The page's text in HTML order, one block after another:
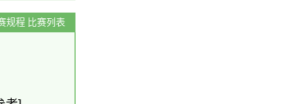
规程 比赛列表